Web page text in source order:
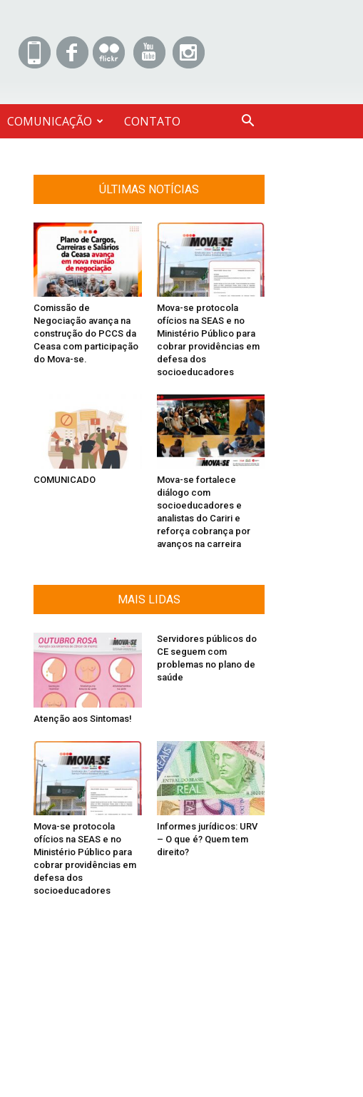
COMUNICAÇÃO CONTATO
ÚLTIMAS NOTÍCIAS
Comissão de
Negociação avança na
construção do PCCS da
Ceasa com participação
do Mova-se.
Mova-se protocola
ofícios na SEAS e no
Ministério Público para
cobrar providências em
defesa dos
socioeducadores
COMUNICADO
Mova-se fortalece
diálogo com
socioeducadores e
analistas do Cariri e
reforça cobrança por
avanços na carreira
MAIS LIDAS
Atenção aos Sintomas!
Servidores públicos do
CE seguem com
problemas no plano de
saúde
Mova-se protocola
ofícios na SEAS e no
Ministério Público para
cobrar providências em
defesa dos
socioeducadores
Informes jurídicos: URV
– O que é? Quem tem
direito?